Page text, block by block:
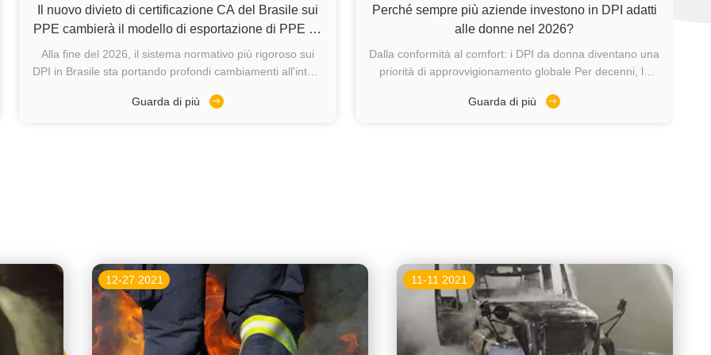
Il nuovo divieto di certificazione CA del Brasile sui
PPE cambierà il modello di esportazione di PPE tra
Cina e Sud America alla fine del 2026?
Alla fine del 2026, il sistema normativo più rigoroso sui
DPI in Brasile sta portando profondi cambiamenti all'intera
Ministero del Lavoro brasiliano (MTE) ha ufficialmente
Guarda di più
Perché sempre più aziende investono in DPI adatti
alle donne nel 2026?
Dalla conformità al comfort: i DPI da donna diventano una
priorità di approvvigionamento globale Per decenni, la
(DPI) è stata progettata pensando al lavoratore maschio
Guarda di più
12-27 2021 11-11 2021